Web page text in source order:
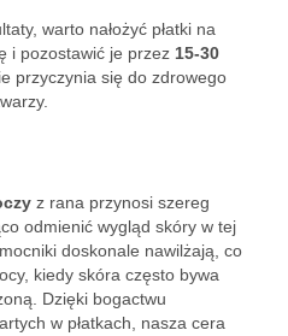
warto nałożyć płatki na
i pozostawić je przez 15-30
przyczynia się do zdrowego
z rana przynosi szereg
odmienić wygląd skóry w tej
doskonale nawilżają, co
kiedy skóra często bywa
Dzięki bogactwu
w płatkach, nasza cera